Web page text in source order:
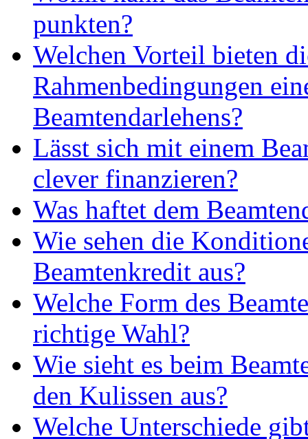
punkten?
Welchen Vorteil bieten
Rahmenbedingungen
Beamtendarlehens?
Lässt sich mit einem
clever finanzieren?
Was haftet dem
Wie sehen die
Beamtenkredit aus?
Welche Form des
richtige Wahl?
Wie sieht es beim
den Kulissen aus?
Welche Unterschiede